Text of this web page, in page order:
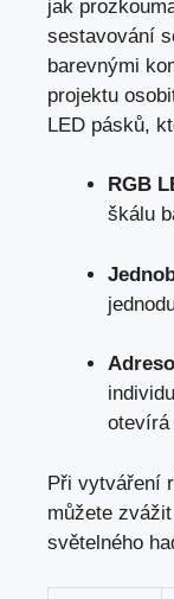
jak
sestavování
barevnými
projektu
LED pásků,
RGB
škálu
otevírá
Při vytváření
můžete
světelného